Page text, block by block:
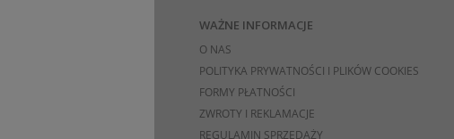
WAŻNE INFORMACJE
O NAS
POLITYKA PRYWATNOŚCI I PLIKÓW COOKIES
FORMY PŁATNOŚCI
ZWROTY I REKLAMACJE
REGULAMIN SPRZEDAŻY